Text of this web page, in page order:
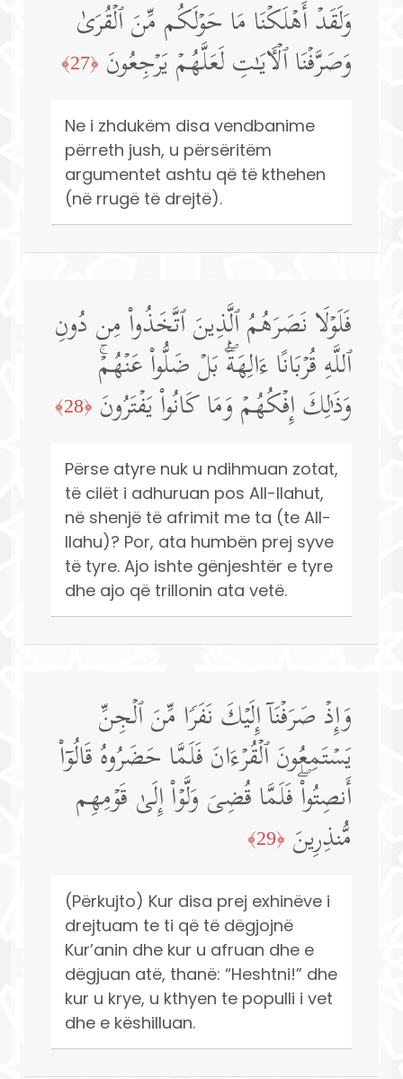
وَلَقَدۡ أَهۡلَكۡنَا مَا حَوۡلَكُم مِّنَ ٱلۡقُرَىٰ
وَصَرَّفۡنَا ٱلۡـَٔایَـٰتِ لَعَلَّهُمۡ یَرۡجِعُونَ ﴿27﴾
Ne i zhdukëm disa vendbanime
përreth jush, u përsëritëm
argumentet ashtu që të kthehen
(në rrugë të drejtë).
فَلَوۡلَا نَصَرَهُمُ ٱلَّذِینَ ٱتَّخَذُوا۟ مِن دُونِ
ٱللَّهِ قُرۡبَانًا ءَالِهَةَۢۖ بَلۡ ضَلُّوا۟ عَنۡهُمۡۚ
وَذَ ٰ⁠لِكَ إِفۡكُهُمۡ وَمَا كَانُوا۟ یَفۡتَرُونَ ﴿28﴾
Përse atyre nuk u ndihmuan zotat,
të cilët i adhuruan pos All-llahut,
në shenjë të afrimit me ta (te All-
llahu)? Por, ata humbën prej syve
të tyre. Ajo ishte gënjeshtër e tyre
dhe ajo që trillonin ata vetë.
وَإِذۡ صَرَفۡنَاۤ إِلَیۡكَ نَفَرࣰا مِّنَ ٱلۡجِنِّ
یَسۡتَمِعُونَ ٱلۡقُرۡءَانَ فَلَمَّا حَضَرُوهُ قَالُوۤا۟
أَنصِتُوا۟ۖ فَلَمَّا قُضِیَ وَلَّوۡا۟ إِلَىٰ قَوۡمِهِم
مُّنذِرِینَ ﴿29﴾
(Përkujto) Kur disa prej exhinëve i
drejtuam te ti që të dëgjojnë
Kur’anin dhe kur u afruan dhe e
dëgjuan atë, thanë: “Heshtni!” dhe
kur u krye, u kthyen te populli i vet
dhe e këshilluan.